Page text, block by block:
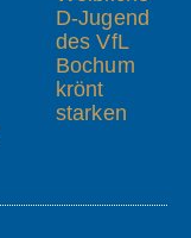
D-Jugend
des VfL
Bochum
krönt
starken